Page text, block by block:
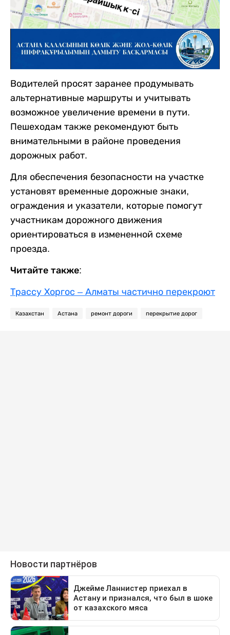
Водителей просят заранее продумывать
альтернативные маршруты и учитывать
возможное увеличение времени в пути.
Пешеходам также рекомендуют быть
внимательными в районе проведения
дорожных работ.
Для обеспечения безопасности на участке
установят временные дорожные знаки,
ограждения и указатели, которые помогут
участникам дорожного движения
ориентироваться в измененной схеме
проезда.
Читайте также:
Трассу Хоргос – Алматы частично перекроют
Казахстан Астана ремонт дороги перекрытие дорог